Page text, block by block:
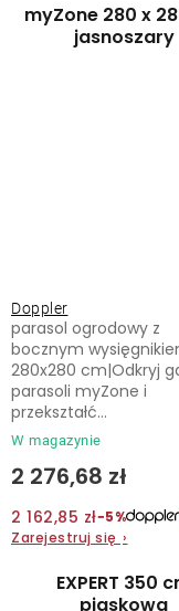
myZone 280 x
jasnoszary
Doppler
W magazynie
2 276,68 zł
2 162,85 zł−5%
Zarejestruj się ›
parasol ogrodowy z
bocznym
280x280 cm|Odkryj
parasoli myZone i
przekształć...
EXPERT 350
piaskowa